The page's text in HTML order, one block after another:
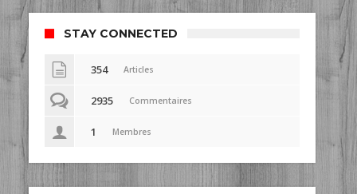
STAY CONNECTED
354 Articles
2935 Commentaires
1 Membres